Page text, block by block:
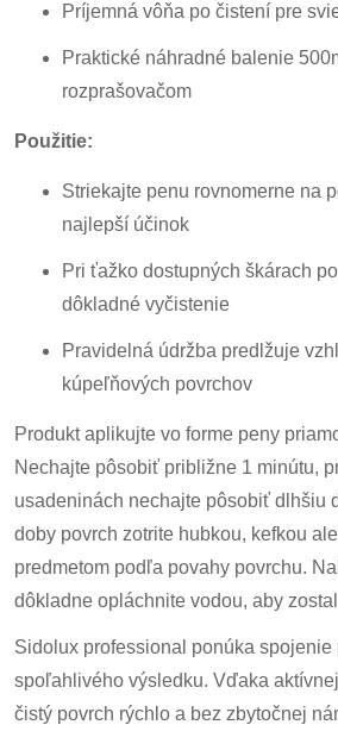
Príjemná vôňa po čistení pre
Praktické náhradné balenie
rozprašovačom
Použitie:
Striekajte penu rovnomerne na
najlepší účinok
Pri ťažko dostupných škárach
dôkladné vyčistenie
Pravidelná údržba predlžuje
kúpeľňových povrchov
Produkt aplikujte vo forme peny
Nechajte pôsobiť približne 1 minútu,
usadeninách nechajte pôsobiť dlhšiu
doby povrch zotrite hubkou, kefkou
predmetom podľa povahy povrchu.
dôkladne opláchnite vodou, aby
Sidolux professional ponúka
spoľahlivého výsledku. Vďaka
čistý povrch rýchlo a bez zbytočnej